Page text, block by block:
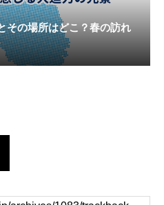
その場所はどこ？春の訪れ